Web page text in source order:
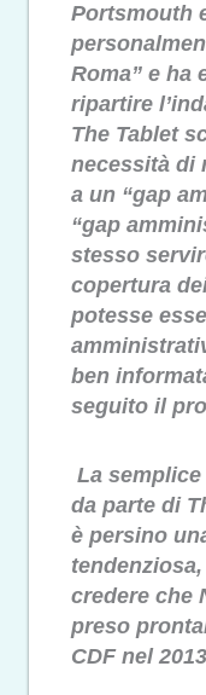
Portsmouth
Roma” e ha
ripartire
The Tablet
necessità di
a un “gap
“gap
stesso
copertura
potesse
ben
seguito il
La
da parte di
è persino
credere che
preso
CDF nel